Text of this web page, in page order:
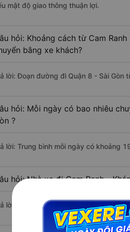
mật độ giao thông thuận lợi.
hỏi: Khoảng cách từ Cam
bằng xe khách?
lời: Đoạn đường đi Quận 8 - Sài Gòn
hỏi: Mỗi ngày có bao nhiêu
?
lời: Trung bình mỗi ngày có khoảng
hỏi: Nhà xe đi Cam Ranh -
lời: Chuyến xe có giờ xuất phát sớm